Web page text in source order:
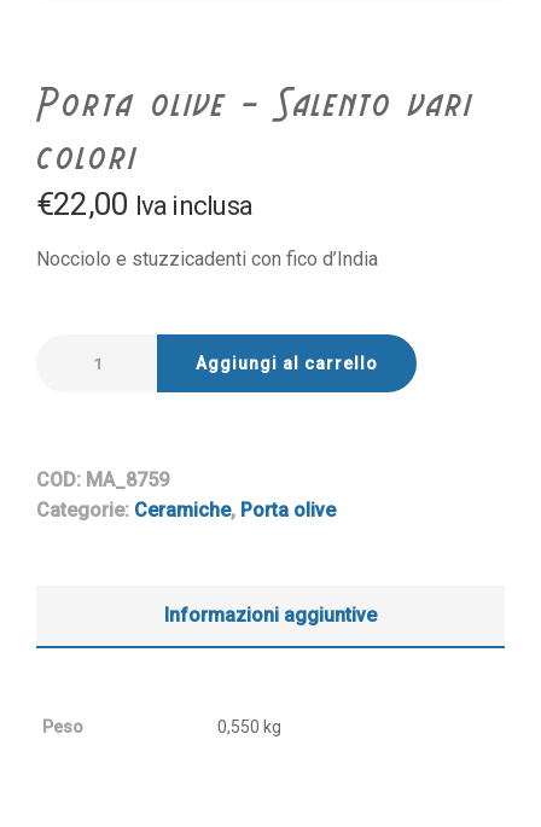
Porta olive – Salento vari
colori
€22,00 Iva inclusa
Nocciolo e stuzzicadenti con fico d’India
Aggiungi al carrello
COD: MA_8759
Categorie: Ceramiche, Porta olive
Informazioni aggiuntive
Peso 0,550 kg